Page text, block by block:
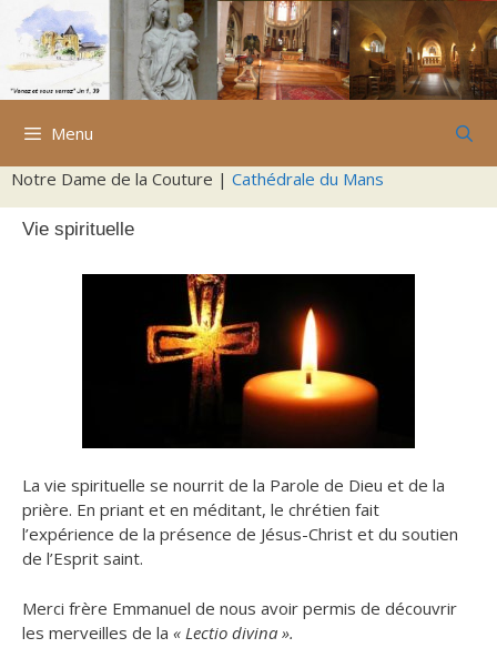
Aller
contenu
Menu
Notre Dame de la Couture | Cathédrale du Mans
Vie spirituelle
La vie spirituelle se nourrit de la Parole de Dieu et de la
prière. En priant et en méditant, le chrétien fait
l’expérience de la présence de Jésus-Christ et du soutien
de l’Esprit saint.
Merci frère Emmanuel de nous avoir permis de découvrir
les merveilles de la « Lectio divina ».